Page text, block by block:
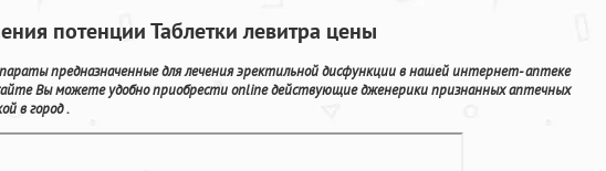
потенции Таблетки левитра цены
предназначенные для лечения эректильной дисфункции в нашей интернет- аптеке
Вы можете удобно приобрести online действующие дженерики признанных аптечных
в город .